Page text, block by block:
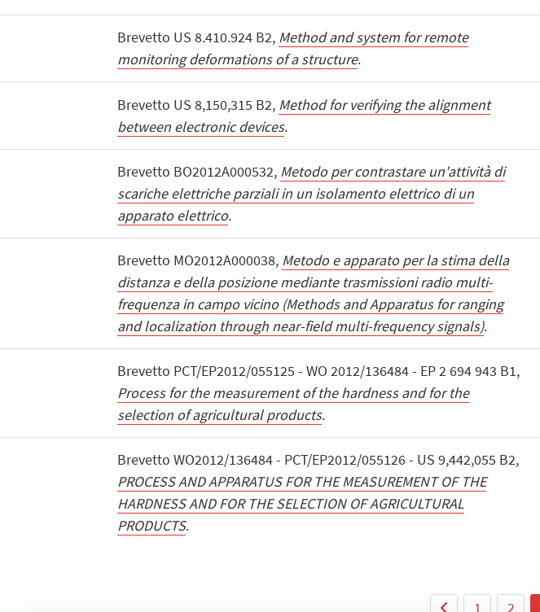
Brevetto US 8.410.924 B2, Method and system for remote
monitoring deformations of a structure.
Brevetto US 8,150,315 B2, Method for verifying the alignment
between electronic devices.
Brevetto BO2012A000532, Metodo per contrastare un'attività di
scariche elettriche parziali in un isolamento elettrico di un
apparato elettrico.
Brevetto MO2012A000038, Metodo e apparato per la stima della
distanza e della posizione mediante trasmissioni radio multi-
frequenza in campo vicino (Methods and Apparatus for ranging
and localization through near-field multi-frequency signals).
Brevetto PCT/EP2012/055125 - WO 2012/136484 - EP 2 694 943 B1,
Process for the measurement of the hardness and for the
selection of agricultural products.
Brevetto WO2012/136484 - PCT/EP2012/055126 - US 9,442,055 B2,
PROCESS AND APPARATUS FOR THE MEASUREMENT OF THE
HARDNESS AND FOR THE SELECTION OF AGRICULTURAL
PRODUCTS.
1 2